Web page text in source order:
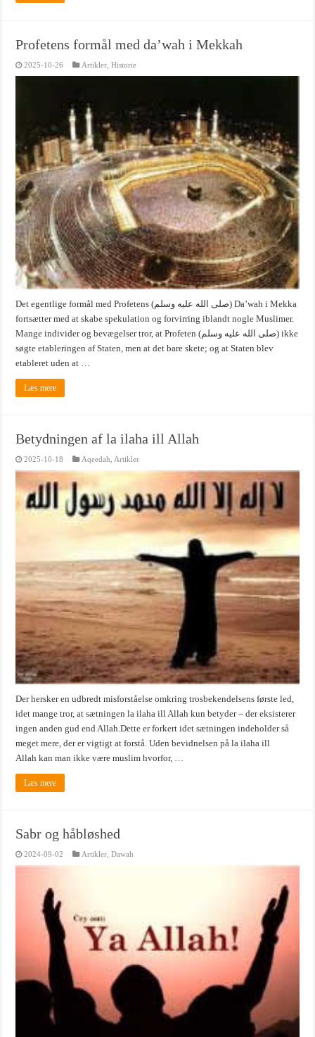
Profetens formål med da’wah i Mekkah
2025-10-26 Artikler ,Historie
Det egentlige formål med Profetens (صلى الله عليه وسلم) Da’wah i Mekka
fortsætter med at skabe spekulation og forvirring iblandt nogle Muslimer.
Mange individer og bevægelser tror, at Profeten (صلى الله عليه وسلم) ikke
søgte etableringen af Staten, men at det bare skete; og at Staten blev
etableret uden at …
Læs mere
Betydningen af la ilaha ill Allah
2025-10-18 Aqeedah Artikler
Der hersker en udbredt misforståelse omkring trosbekendelsens første led,
idet mange tror, at sætningen la ilaha ill Allah kun betyder – der eksisterer
ingen anden gud end Allah.Dette er forkert idet sætningen indeholder så
meget mere, der er vigtigt at forstå. Uden bevidnelsen på la ilaha ill
Allah kan man ikke være muslim hvorfor, …
Læs mere
Sabr og håbløshed
2024-09-02 Artikler ,Dawah